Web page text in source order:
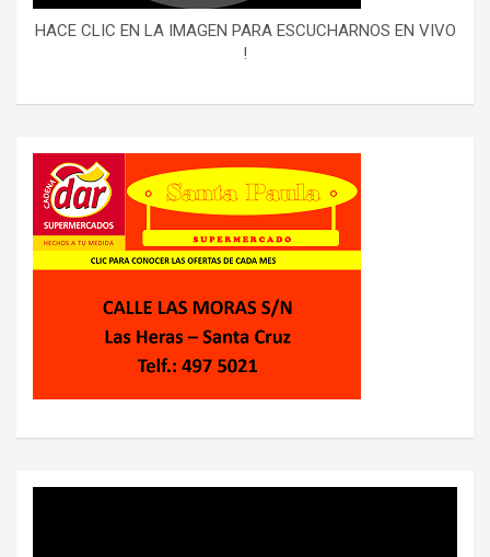
HACE CLIC EN LA IMAGEN PARA ESCUCHARNOS EN VIVO
!